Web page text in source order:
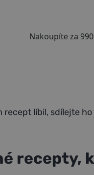
recept líbil, sdílejte
recepty,